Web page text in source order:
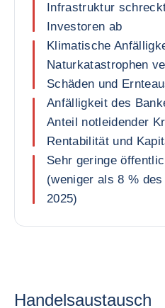
Infrastruktur
Investoren ab
Klimatische
Naturkatastrophen
Schäden und
Anfälligkeit des
Anteil notleidender
Rentabilität und
Sehr geringe
(weniger als 8 %
2025)
Handelsaustausch